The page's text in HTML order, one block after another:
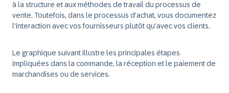
à la structure et aux méthodes de travail du processus de
vente. Toutefois, dans le processus d'achat, vous documentez
l'interaction avec vos fournisseurs plutôt qu'avec vos clients.
Le graphique suivant illustre les principales étapes
impliquées dans la commande, la réception et le paiement de
marchandises ou de services.